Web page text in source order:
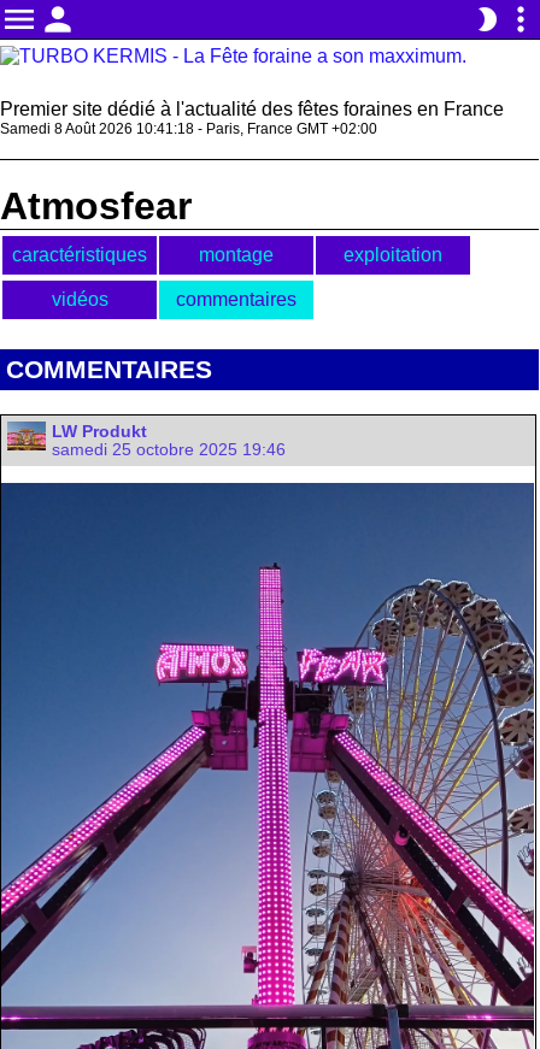
menu person brightness_2 more_vert
Premier site dédié à l'actualité des fêtes foraines en France
Samedi 8 Août 2026 10:41:19 - Paris, France GMT +02:00
Atmosfear
caractéristiques montage exploitation
vidéos commentaires
COMMENTAIRES
LW Produkt
samedi 25 octobre 2025 19:46